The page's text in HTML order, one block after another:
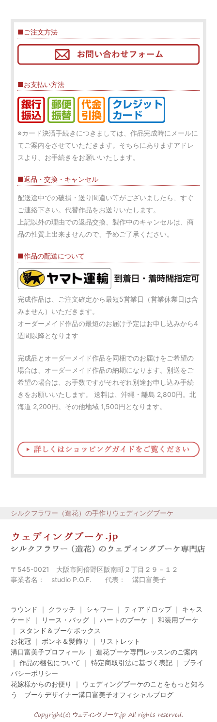
■ご注文方法
■お支払い方法
※カード決済手続きにつきましては、作品完成時にメールに
てご案内をさせていただきます。そちらにありますアドレ
スより、お手続きをお願いいたします。
■返品・交換・キャンセル
配送途中での破損・送り間違い等がございましたら、すぐ
ご連絡下さい。代替作品をお送りいたします。
上記以外の理由での返品交換、製作中のキャンセルは、商
品の性質上出来ませんので、予めご了承ください。
■作品の配送について
完成作品は、ご注文確定から最短5営業日（営業休業日は含
みません）いただきます。
オーダーメイド作品の最短のお届け予定はお申し込みから4
週間以降となります
完成品とオーダーメイド作品を同梱でのお届けをご希望の
場合は、オーダーメイド作品の納期になります。別送をご
希望の場合は、お手数ですがそれぞれ別途お申し込み手続
きをお願いいたします。 送料は、沖縄・離島 2,800円。北
海道 2,200円。その他地域 1,500円となります。
シルクフラワー（造花）の手作りウェディングブーケ
〒545-0021 大阪市阿倍野区阪南町２丁目２９－１２
事業者名： studio P.O.F. 代表： 溝口富美子
ラウンド ｜ クラッチ ｜ シャワー ｜ ティアドロップ｜ キャス
ケード
｜ リース・バッグ ｜ハートのブーケ ｜和装用ブーケ
｜ スタンド＆ブーケボックス
お花冠 ｜ボンネ＆髪飾り ｜
リストレット
溝口富美子プロフィール ｜造花ブーケ専門レッスンのご案内
｜作品の梱包について ｜特定商取引法に基づく表記 ｜ プライ
バシーポリシー
花嫁様からのお便り
｜ ウェディングブーケのことをもっと知ろ
う ブーケデザイナー溝口富美子オフィシャルブログ